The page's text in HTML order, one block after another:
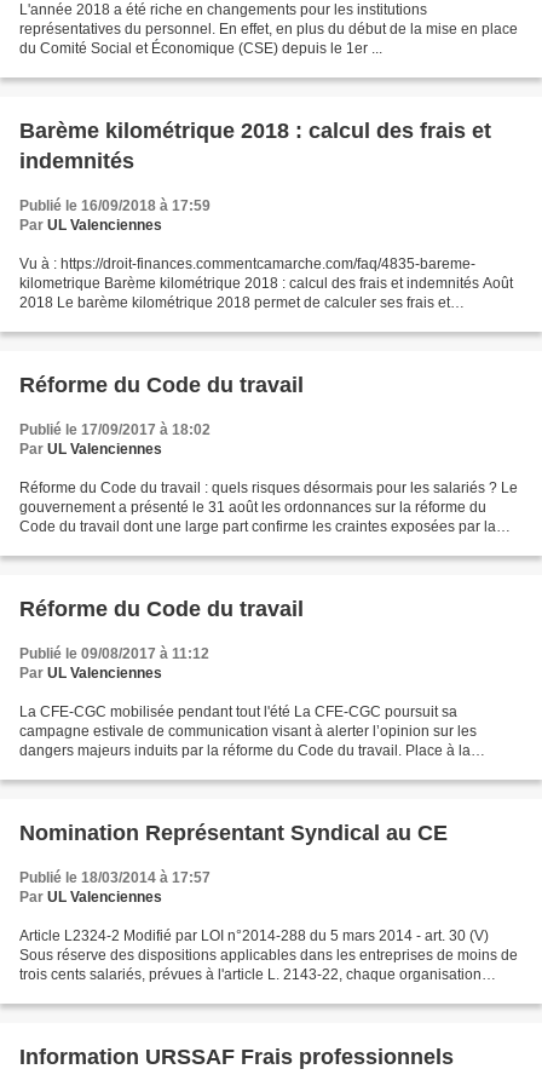
L'année 2018 a été riche en changements pour les institutions
représentatives du personnel. En effet, en plus du début de la mise en place
du Comité Social et Économique (CSE) depuis le 1er ...
Barème kilométrique 2018 : calcul des frais et
indemnités
Publié le 16/09/2018 à 17:59
Par UL Valenciennes
Vu à : https://droit-finances.commentcamarche.com/faq/4835-bareme-
kilometrique Barème kilométrique 2018 : calcul des frais et indemnités Août
2018 Le barème kilométrique 2018 permet de calculer ses frais et
Réforme du Code du travail
Publié le 17/09/2017 à 18:02
Par UL Valenciennes
Réforme du Code du travail : quels risques désormais pour les salariés ? Le
gouvernement a présenté le 31 août les ordonnances sur la réforme du
Code du travail dont une large part confirme les craintes exposées par la
Réforme du Code du travail
Publié le 09/08/2017 à 11:12
Par UL Valenciennes
La CFE-CGC mobilisée pendant tout l'été La CFE-CGC poursuit sa
campagne estivale de communication visant à alerter l’opinion sur les
dangers majeurs induits par la réforme du Code du travail. Place à la
Nomination Représentant Syndical au CE
Publié le 18/03/2014 à 17:57
Par UL Valenciennes
Article L2324-2 Modifié par LOI n°2014-288 du 5 mars 2014 - art. 30 (V)
Sous réserve des dispositions applicables dans les entreprises de moins de
trois cents salariés, prévues à l'article L. 2143-22, chaque organisation
Information URSSAF Frais professionnels